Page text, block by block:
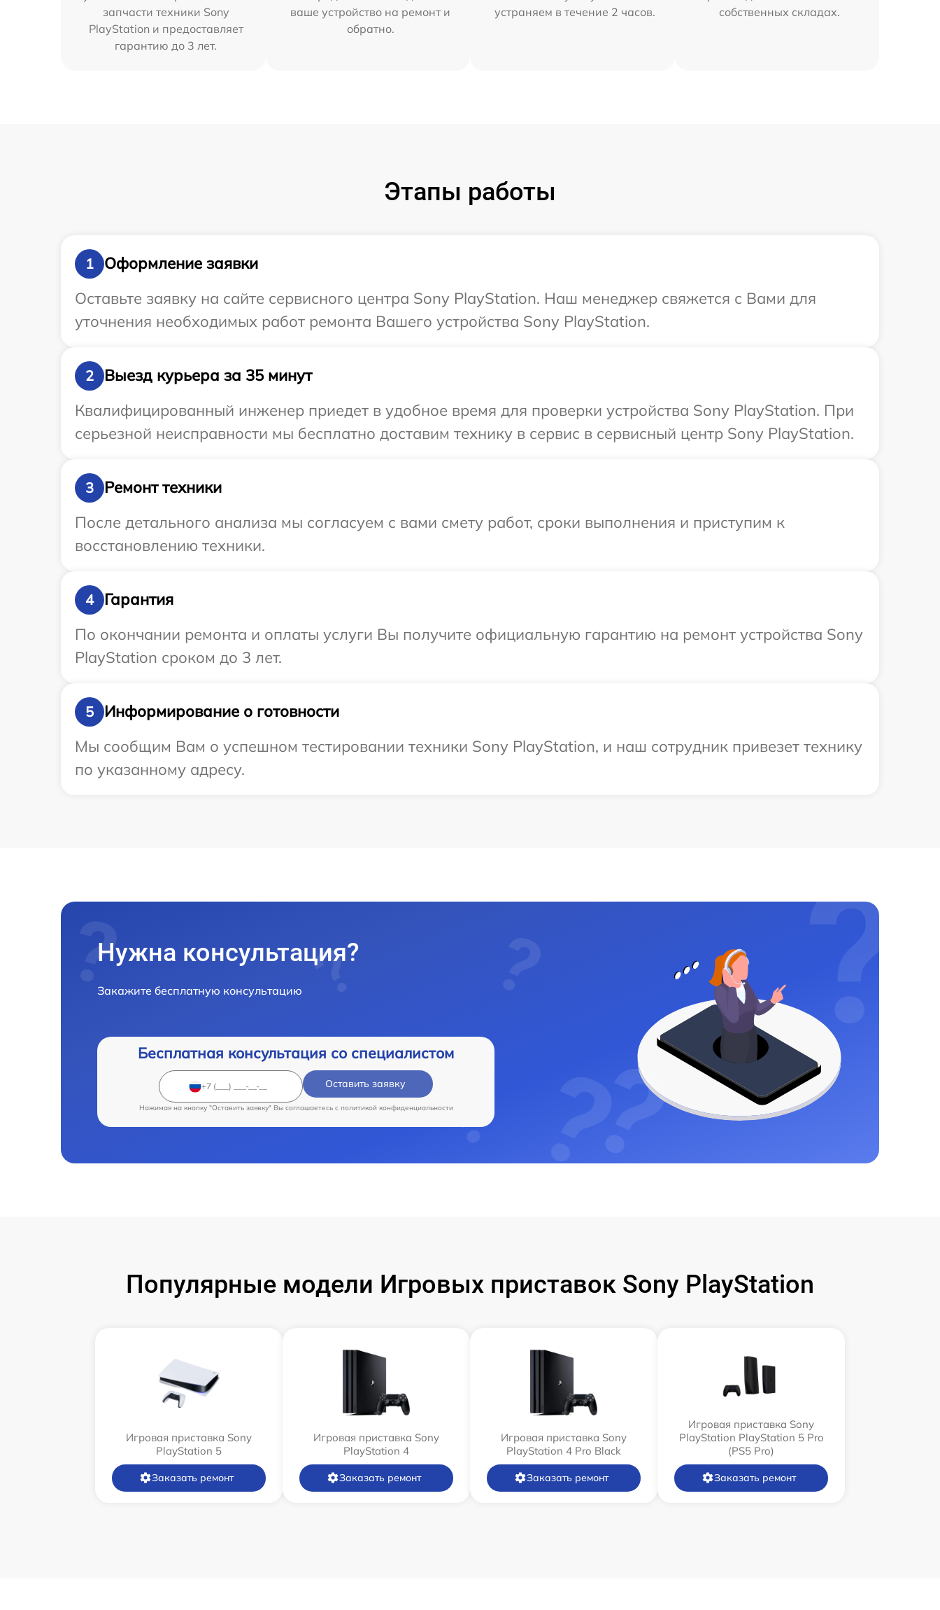
запчасти техники Sony
PlayStation и предоставляет
гарантию до 3 лет.
ваше устройство на ремонт и
обратно.
устраняем в течение 2 часов.
собственных складах.
Этапы работы
1
Оформление заявки
Оставьте заявку на сайте сервисного центра Sony PlayStation. Наш менеджер свяжется с Вами для
уточнения необходимых работ ремонта Вашего устройства Sony PlayStation.
2
Выезд курьера за 35 минут
Квалифицированный инженер приедет в удобное время для проверки устройства Sony PlayStation. При
серьезной неисправности мы бесплатно доставим технику в сервис в сервисный центр Sony PlayStation.
3
Ремонт техники
После детального анализа мы согласуем с вами смету работ, сроки выполнения и приступим к
восстановлению техники.
4
Гарантия
По окончании ремонта и оплаты услуги Вы получите официальную гарантию на ремонт устройства Sony
PlayStation сроком до 3 лет.
5
Информирование о готовности
Мы сообщим Вам о успешном тестировании техники Sony PlayStation, и наш сотрудник привезет технику
по указанному адресу.
Нужна консультация?
Закажите бесплатную консультацию
Бесплатная консультация со специалистом
Оставить заявку
Нажимая на кнопку "Оставить заявку" Вы соглашаетесь c политикой конфиденциальности
Популярные модели Игровых приставок Sony PlayStation
Игровая приставка Sony
PlayStation 5
Заказать ремонт
Игровая приставка Sony
PlayStation 4
Заказать ремонт
Игровая приставка Sony
PlayStation 4 Pro Black
Заказать ремонт
Игровая приставка Sony
PlayStation PlayStation 5 Pro
(PS5 Pro)
Заказать ремонт